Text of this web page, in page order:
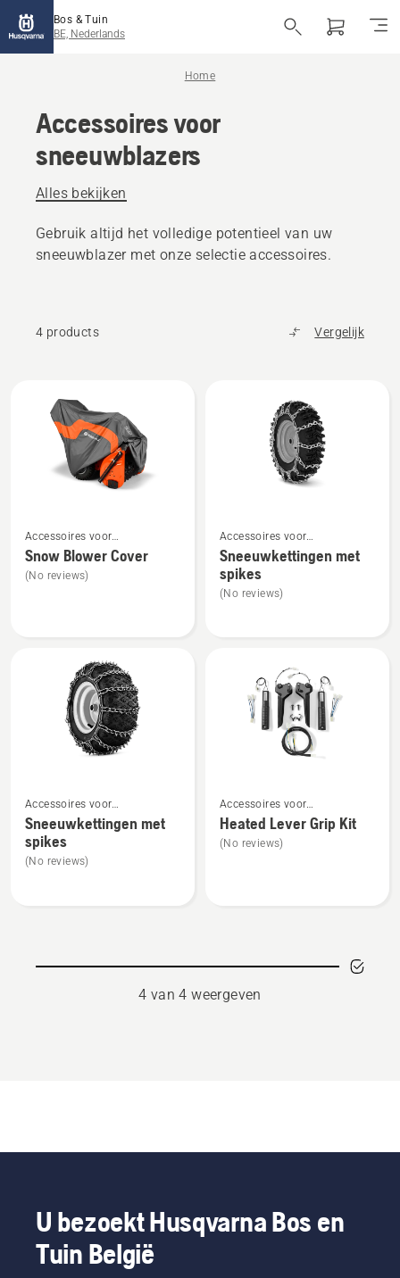
Bos & Tuin
BE, Nederlands
Home
Accessoires voor
sneeuwblazers
Alles bekijken
Gebruik altijd het volledige potentieel van uw
sneeuwblazer met onze selectie accessoires.
4 products Vergelijk
producten
meer
details
over
Accessoires voor
sneeuwblazers
Snow Blower Cover
(No reviews)
meer
details
over
Sneeuwkettingen
Accessoires voor
sneeuwblazers
Sneeuwkettingen met
spikes
(No reviews)
meer
details
over
Sneeuwkettingen
Accessoires voor
sneeuwblazers
Sneeuwkettingen met
spikes
(No reviews)
meer
details
over
Accessoires voor
sneeuwblazers
Heated Lever Grip Kit
(No reviews)
4 van 4 weergeven
U bezoekt Husqvarna Bos en
Tuin België